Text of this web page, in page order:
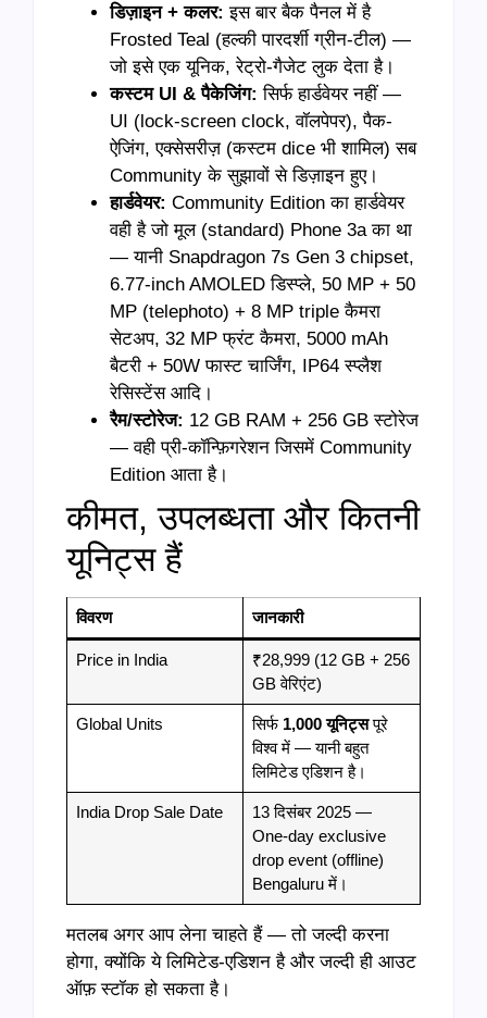
डिज़ाइन + कलर: इस बार बैक पैनल में है
Frosted Teal (हल्की पारदर्शी ग्रीन-टील) —
जो इसे एक यूनिक, रेट्रो-गैजेट लुक देता है।
कस्टम UI &पैकेजिंग: सिर्फ हार्डवेयर नहीं —
UI (lock-screen clock, वॉलपेपर), पैक-
ऐजिंग, एक्सेसरीज़ (कस्टम dice भी शामिल) सब
Community के सुझावों से डिज़ाइन हुए।
हार्डवेयर: Community Edition का हार्डवेयर
वही है जो मूल (standard) Phone 3a का था
— यानी Snapdragon 7s Gen 3 chipset,
6.77-inch AMOLED डिस्प्ले, 50 MP + 50
MP (telephoto) + 8 MP triple कैमरा
सेटअप, 32 MP फ्रंट कैमरा, 5000 mAh
बैटरी + 50W फास्ट चार्जिंग, IP64 स्प्लैश
रेसिस्टेंस आदि।
रैम/स्टोरेज: 12 GB RAM + 256 GB स्टोरेज
— वही प्री-कॉन्फ़िगरेशन जिसमें Community
Edition आता है।
कीमत, उपलब्धता और कितनी
यूनिट्स हैं
विवरण जानकारी
Price in India
₹28,999 (12 GB + 256
GB वेरिएंट)
Global Units सिर्फ 1,000यूनिट्सपूरे
विश्व में — यानी बहुत
लिमिटेड एडिशन है।
India Drop Sale Date
13 दिसंबर 2025 —
One-day exclusive
drop event (offline)
Bengaluru में।
मतलब अगर आप लेना चाहते हैं — तो जल्दी करना
होगा, क्योंकि ये लिमिटेड-एडिशन है और जल्दी ही आउट
ऑफ़ स्टॉक हो सकता है।